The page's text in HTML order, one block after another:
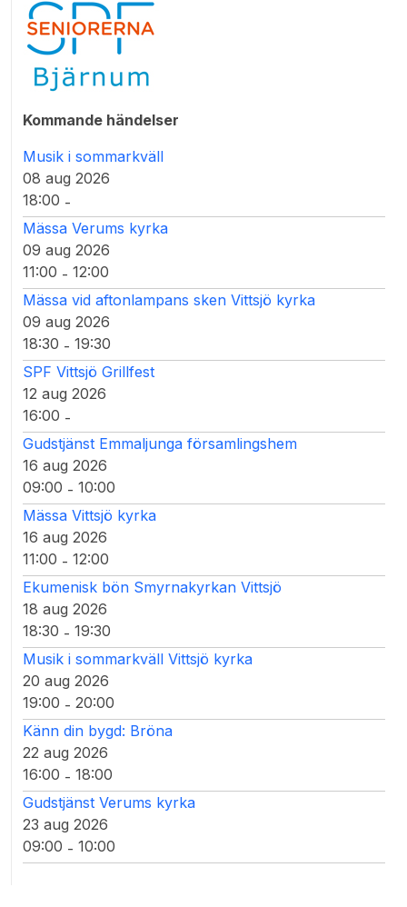
Kommande händelser
Musik i sommarkväll
08 aug 2026
18:00 -
Mässa Verums kyrka
09 aug 2026
11:00 - 12:00
Mässa vid aftonlampans sken Vittsjö kyrka
09 aug 2026
18:30 - 19:30
SPF Vittsjö Grillfest
12 aug 2026
16:00 -
Gudstjänst Emmaljunga församlingshem
16 aug 2026
09:00 - 10:00
Mässa Vittsjö kyrka
16 aug 2026
11:00 - 12:00
Ekumenisk bön Smyrnakyrkan Vittsjö
18 aug 2026
18:30 - 19:30
Musik i sommarkväll Vittsjö kyrka
20 aug 2026
19:00 - 20:00
Känn din bygd: Bröna
22 aug 2026
16:00 - 18:00
Gudstjänst Verums kyrka
23 aug 2026
09:00 - 10:00